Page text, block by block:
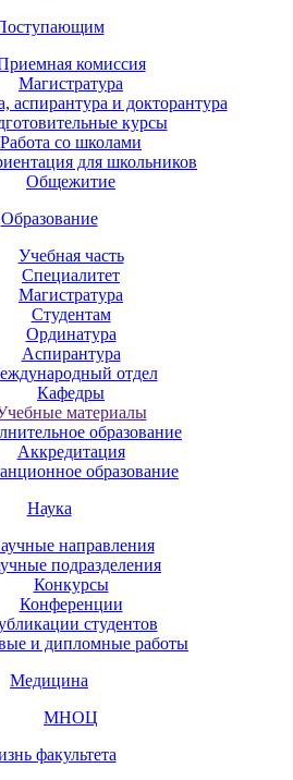
комиссия
Магистратура
аспирантура и докторантура
курсы
Работа со школами
для школьников
Общежитие
Образование
Учебная часть
Специалитет
Магистратура
Студентам
Ординатура
Аспирантура
отдел
Кафедры
материалы
образование
Аккредитация
образование
Наука
направления
подразделения
Конкурсы
Конференции
студентов
и дипломные работы
Медицина
МНОЦ
факультета